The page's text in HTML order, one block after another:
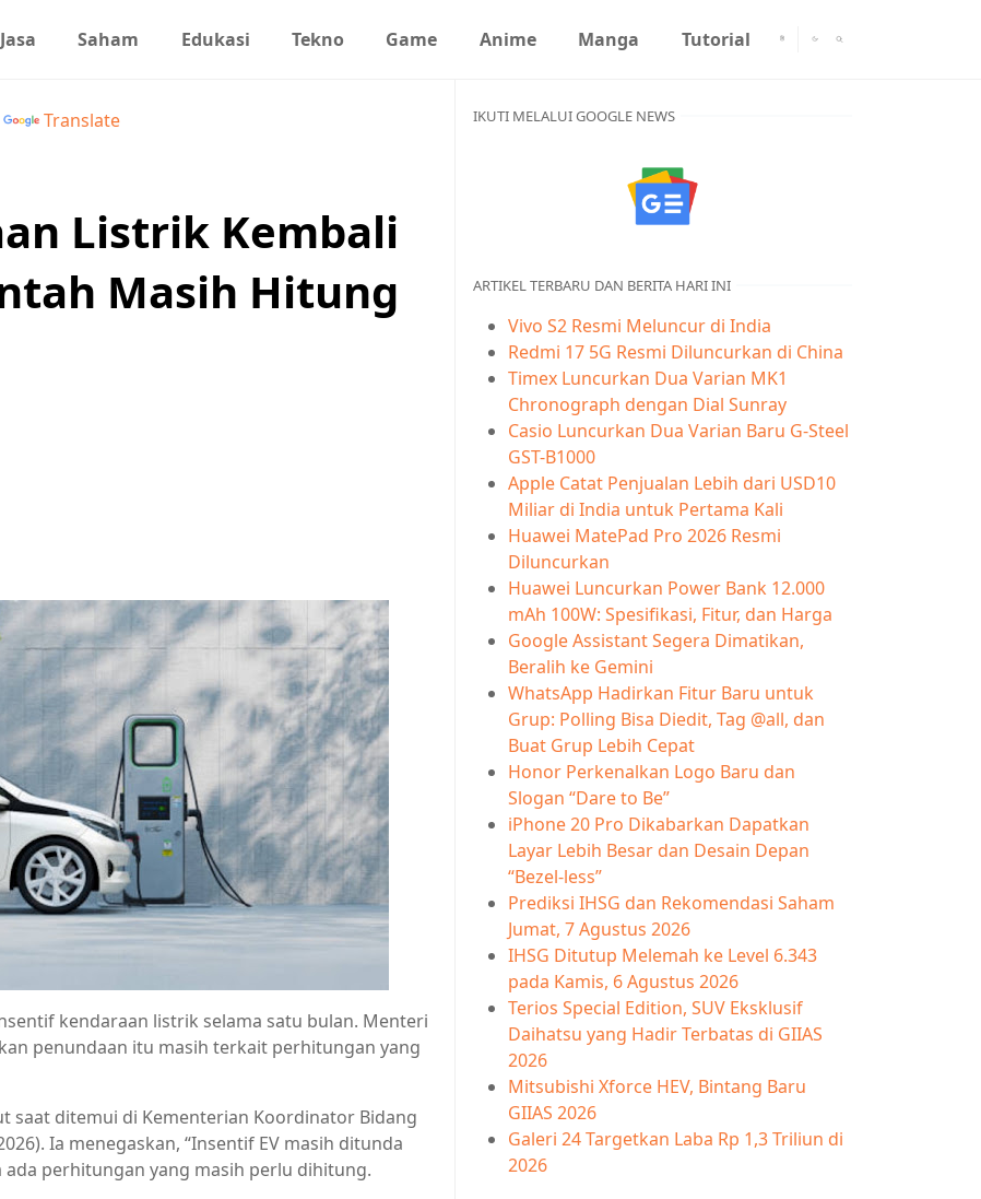
Jasa Saham Edukasi Tekno Game Anime Manga Tutorial
Translate
Listrik Kembali
Masih Hitung
kendaraan listrik selama satu bulan. Menteri
penundaan itu masih terkait perhitungan yang
saat ditemui di Kementerian Koordinator Bidang
Ia menegaskan, “Insentif EV masih ditunda
ada perhitungan yang masih perlu dihitung.
IKUTI MELALUI GOOGLE NEWS
ARTIKEL TERBARU DAN BERITA HARI INI
Vivo S2 Resmi Meluncur di India
Redmi 17 5G Resmi Diluncurkan di China
Timex Luncurkan Dua Varian MK1
Chronograph dengan Dial Sunray
Casio Luncurkan Dua Varian Baru G-Steel
GST-B1000
Apple Catat Penjualan Lebih dari USD10
Miliar di India untuk Pertama Kali
Huawei MatePad Pro 2026 Resmi
Diluncurkan
Huawei Luncurkan Power Bank 12.000
mAh 100W: Spesifikasi, Fitur, dan Harga
Google Assistant Segera Dimatikan,
Beralih ke Gemini
WhatsApp Hadirkan Fitur Baru untuk
Grup: Polling Bisa Diedit, Tag @all, dan
Buat Grup Lebih Cepat
Honor Perkenalkan Logo Baru dan
Slogan “Dare to Be”
iPhone 20 Pro Dikabarkan Dapatkan
Layar Lebih Besar dan Desain Depan
“Bezel-less”
Prediksi IHSG dan Rekomendasi Saham
Jumat, 7 Agustus 2026
IHSG Ditutup Melemah ke Level 6.343
pada Kamis, 6 Agustus 2026
Terios Special Edition, SUV Eksklusif
Daihatsu yang Hadir Terbatas di GIIAS
2026
Mitsubishi Xforce HEV, Bintang Baru
GIIAS 2026
Galeri 24 Targetkan Laba Rp 1,3 Triliun di
2026